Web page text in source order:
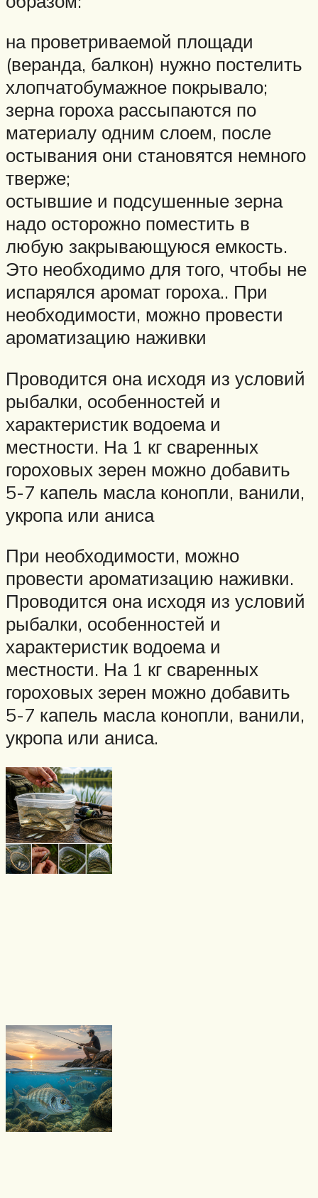
на проветриваемой площади
(веранда, балкон) нужно постелить
хлопчатобумажное покрывало;
зерна гороха рассыпаются по
материалу одним слоем, после
остывания они становятся немного
тверже;
остывшие и подсушенные зерна
надо осторожно поместить в
любую закрывающуюся емкость.
Это необходимо для того, чтобы не
испарялся аромат гороха.. При
необходимости, можно провести
ароматизацию наживки
Проводится она исходя из условий
рыбалки, особенностей и
характеристик водоема и
местности. На 1 кг сваренных
гороховых зерен можно добавить
5-7 капель масла конопли, ванили,
укропа или аниса
При необходимости, можно
провести ароматизацию наживки.
Проводится она исходя из условий
рыбалки, особенностей и
характеристик водоема и
местности. На 1 кг сваренных
гороховых зерен можно добавить
5-7 капель масла конопли, ванили,
укропа или аниса.